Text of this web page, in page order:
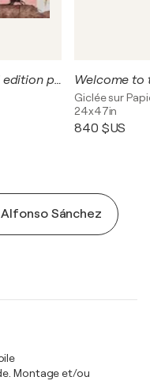
Walking down the track - Limited edition print
Giclée sur
24x47in
840 $US
Sánchez
Montage et/ou